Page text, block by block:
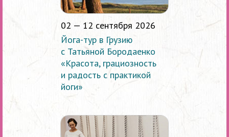
02 — 12 сентября 2026
Йога-тур в Грузию
с Татьяной Бородаенко
«Красота, грациозность
и радость с практикой
йоги»